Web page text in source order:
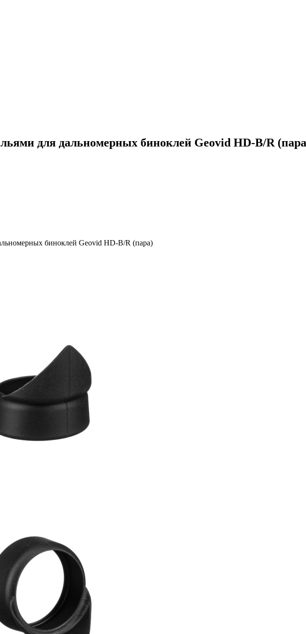
для дальномерных биноклей Geovid HD-B/R
биноклей Geovid HD-B/R (пара)